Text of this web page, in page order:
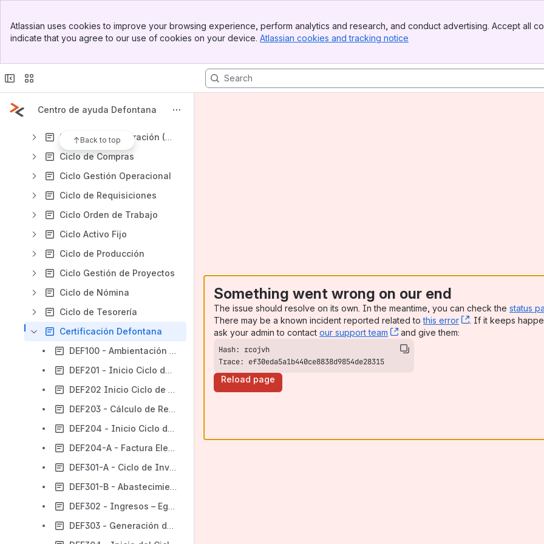
Top Bar
Sidebar
Atlassian uses cookies to improve your browsing experience, perform analytics and research, and conduct advertising. Accept all
indicate that you agree to our use of cookies on your device. Atlassian cookies and tracking notice
Centro de ayuda Defontana
Back to top
Borrar Archivos Temporales y Cookies en el Navegador Mozilla Firefox
CRM
Ciclo de Inventario
Sistema de Integración (SID)
Ciclo de Compras
Ciclo Gestión Operacional
Ciclo de Requisiciones
Ciclo Orden de Trabajo
Ciclo Activo Fijo
Ciclo de Producción
Ciclo Gestión de Proyectos
Ciclo de Nómina
Ciclo de Tesorería
Certificación Defontana
DEF100 - Ambientación al sistema
DEF201 - Inicio Ciclo de Compras
DEF202 Inicio Ciclo de Contabilidad
DEF203 - Cálculo de Remuneraciones
DEF204 - Inicio Ciclo de Ventas
DEF204-A - Factura Electrónica
DEF301-A - Ciclo de Inventario
DEF301-B - Abastecimiento – Gestión de la Orden de Compra
DEF302 - Ingresos – Egresos – Cobranzas
DEF303 - Generación de Informes y Planillas
Something went wrong on our end
The issue should resolve on its own. In the meantime, you can check the status
There may be a known incident reported related tothis error , (opens new
. If it keeps
ask your admin to contact our support team , (opens new window)
and give them:
Trace: ef30eda5a1b440ce8838d9854de28315
Reload page